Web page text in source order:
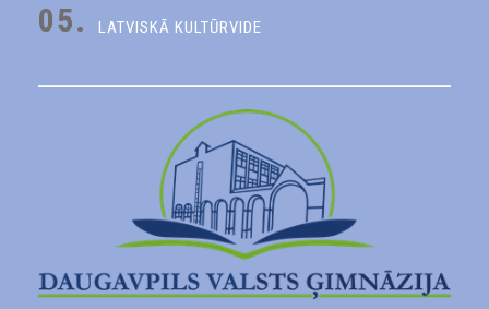
05. LATVISKĀ KULTŪRVIDE